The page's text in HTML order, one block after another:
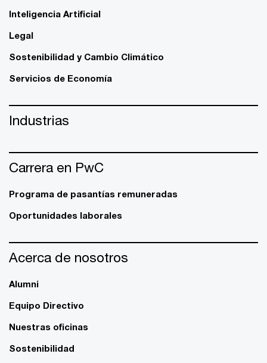
Inteligencia Artificial
Legal
Sostenibilidad y Cambio Climático
Servicios de Economía
Industrias
Carrera en PwC
Programa de pasantías remuneradas
Oportunidades laborales
Acerca de nosotros
Alumni
Equipo Directivo
Nuestras oficinas
Sostenibilidad